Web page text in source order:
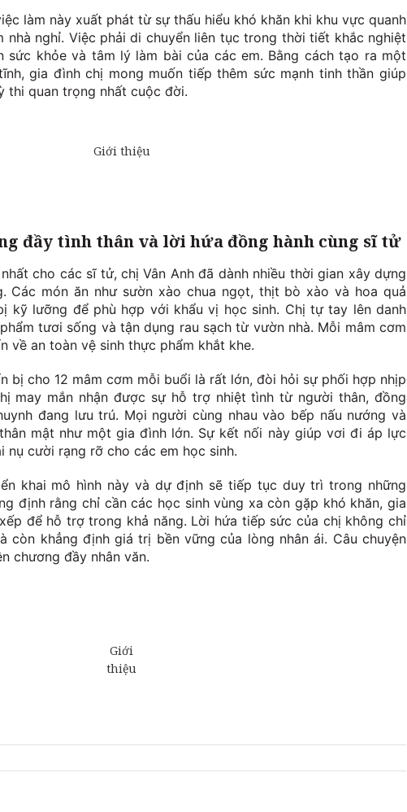
làm này xuất phát từ sự thấu hiểu khó khăn khi khu vực quanh
nhà nghỉ. Việc phải di chuyển liên tục trong thời tiết khắc nghiệt
sức khỏe và tâm lý làm bài của các em. Bằng cách tạo ra một
gia đình chị mong muốn tiếp thêm sức mạnh tinh thần giúp
quan trọng nhất cuộc đời.
đầy tình thân và lời hứa đồng hành cùng sĩ tử
cho các sĩ tử, chị Vân Anh đã dành nhiều thời gian xây dựng
Các món ăn như sườn xào chua ngọt, thịt bò xào và hoa quả
kỹ lưỡng để phù hợp với khẩu vị học sinh. Chị tự tay lên danh
tươi sống và tận dụng rau sạch từ vườn nhà. Mỗi mâm cơm
về an toàn vệ sinh thực phẩm khắt khe.
bị cho 12 mâm cơm mỗi buổi là rất lớn, đòi hỏi sự phối hợp nhịp
may mắn nhận được sự hỗ trợ nhiệt tình từ người thân, đồng
đang lưu trú. Mọi người cùng nhau vào bếp nấu nướng và
mật như một gia đình lớn. Sự kết nối này giúp vơi đi áp lực
nụ cười rạng rỡ cho các em học sinh.
khai mô hình này và dự định sẽ tiếp tục duy trì trong những
định rằng chỉ cần các học sinh vùng xa còn gặp khó khăn, gia
để hỗ trợ trong khả năng. Lời hứa tiếp sức của chị không chỉ
còn khẳng định giá trị bền vững của lòng nhân ái. Câu chuyện
chương đầy nhân văn.